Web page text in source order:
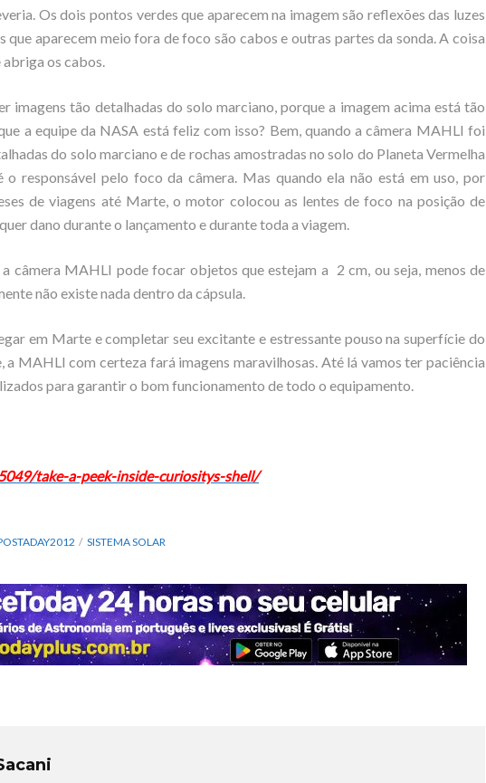
Os dois pontos verdes que aparecem na imagem são reflexões das luzes
que aparecem meio fora de foco são cabos e outras partes da sonda. A coisa
os cabos.
imagens tão detalhadas do solo marciano, porque a imagem acima está tão
a equipe da NASA está feliz com isso? Bem, quando a câmera MAHLI foi
do solo marciano e de rochas amostradas no solo do Planeta Vermelha
responsável pelo foco da câmera. Mas quando ela não está em uso, por
de viagens até Marte, o motor colocou as lentes de foco na posição de
dano durante o lançamento e durante toda a viagem.
a câmera MAHLI pode focar objetos que estejam a 2 cm, ou seja, menos de
não existe nada dentro da cápsula.
em Marte e completar seu excitante e estressante pouso na superfície do
a MAHLI com certeza fará imagens maravilhosas. Até lá vamos ter paciência
para garantir o bom funcionamento de todo o equipamento.
take-a-peek-inside-curiositys-shell/
SISTEMA SOLAR